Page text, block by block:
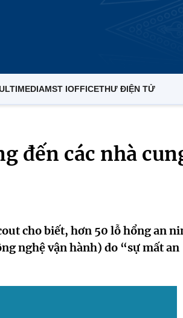
MST IOFFICETHƯ ĐIỆN TỬ
đến các nhà
cho biết, hơn 50 lỗ hổng an
nghệ vận hành) do “sự mất an